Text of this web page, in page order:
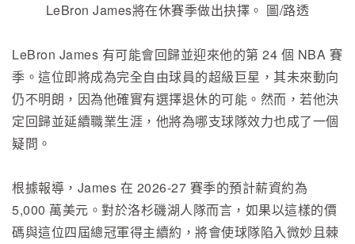
LeBron James將在休賽季做出抉擇。 圖/路透
LeBron James 有可能會回歸並迎來他的第 24 個 NBA 賽
季。這位即將成為完全自由球員的超級巨星，其未來動向
仍不明朗，因為他確實有選擇退休的可能。然而，若他決
定回歸並延續職業生涯，他將為哪支球隊效力也成了一個
疑問。
根據報導，James 在 2026-27 賽季的預計薪資約為
5,000 萬美元。對於洛杉磯湖人隊而言，如果以這樣的價
碼與這位四屆總冠軍得主續約，將會使球隊陷入微妙且棘